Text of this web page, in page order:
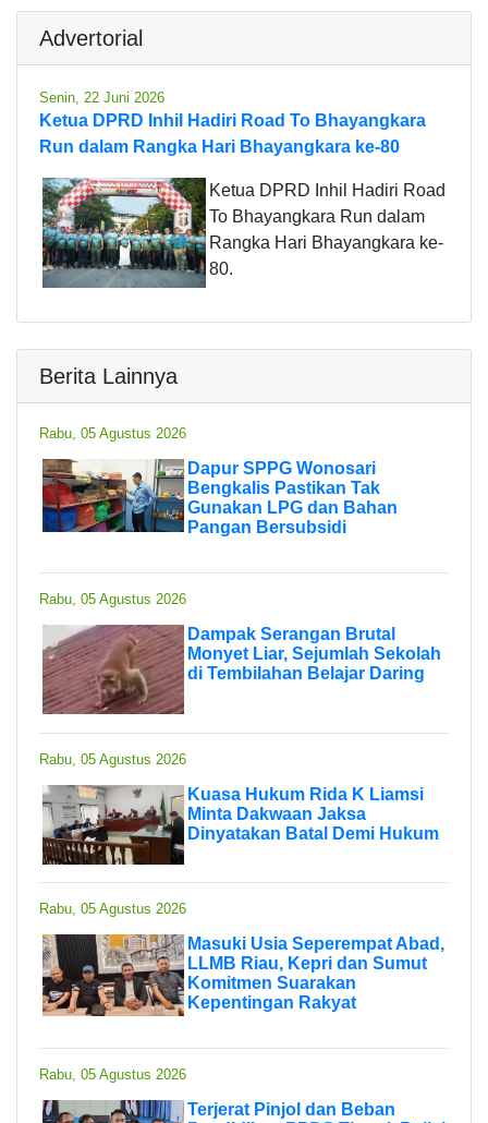
Advertorial
Senin, 22 Juni 2026
Ketua DPRD Inhil Hadiri Road To Bhayangkara
Run dalam Rangka Hari Bhayangkara ke-80
Ketua DPRD Inhil Hadiri Road
To Bhayangkara Run dalam
Rangka Hari Bhayangkara ke-
80.
Berita Lainnya
Rabu, 05 Agustus 2026
Dapur SPPG Wonosari
Bengkalis Pastikan Tak
Gunakan LPG dan Bahan
Pangan Bersubsidi
Rabu, 05 Agustus 2026
Dampak Serangan Brutal
Monyet Liar, Sejumlah Sekolah
di Tembilahan Belajar Daring
Rabu, 05 Agustus 2026
Kuasa Hukum Rida K Liamsi
Minta Dakwaan Jaksa
Dinyatakan Batal Demi Hukum
Rabu, 05 Agustus 2026
Masuki Usia Seperempat Abad,
LLMB Riau, Kepri dan Sumut
Komitmen Suarakan
Kepentingan Rakyat
Rabu, 05 Agustus 2026
Terjerat Pinjol dan Beban